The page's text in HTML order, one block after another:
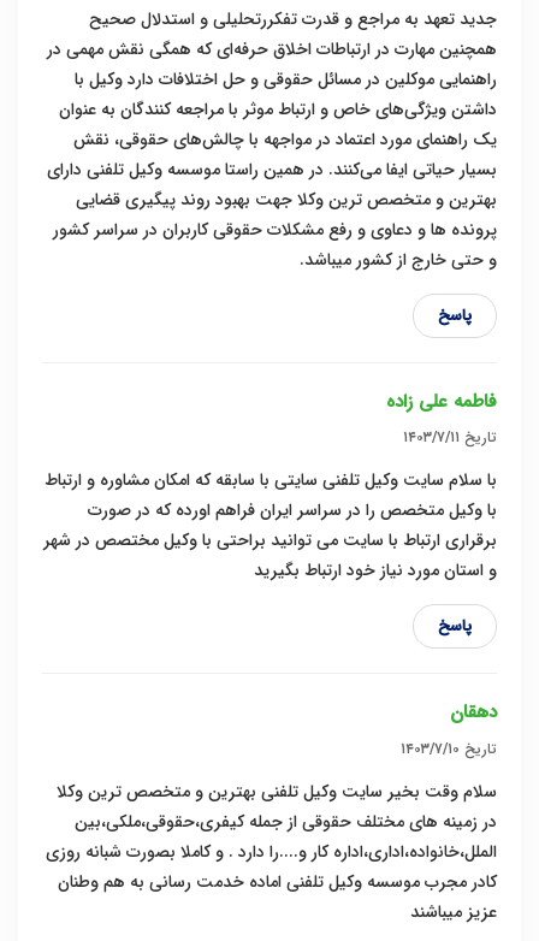
جدید تعهد به مراجع و قدرت تفکررتحلیلی و استدلال صحیح
همچنین مهارت در ارتباطات اخلاق حرفه‌ای که همگی نقش مهمی در
راهنمایی موکلین در مسائل حقوقی و حل اختلافات دارد وکیل با
داشتن ویژگی‌های خاص و ارتباط موثر با مراجعه کنندگان به عنوان
یک راهنمای مورد اعتماد در مواجهه با چالش‌های حقوقی، نقش
بسیار حیاتی ایفا می‌کنند. در همین راستا موسسه وکیل تلفنی دارای
بهترین و متخصص ترین وکلا جهت بهبود روند پیگیری قضایی
پرونده ها و دعاوی و رفع مشکلات حقوقی کاربران در سراسر کشور
و حتی خارج از کشور میباشد.
پاسخ
فاطمه علی زاده
تاریخ ۱۴۰۳/۷/۱۱
با سلام سایت وکیل تلفنی سایتی با سابقه که امکان مشاوره و ارتباط
با وکیل متخصص را در سراسر ایران فراهم اورده که در صورت
برقراری ارتباط با سایت می توانید براحتی با وکیل مختصص در شهر
و استان مورد نیاز خود ارتباط بگیرید
پاسخ
دهقان
تاریخ ۱۴۰۳/۷/۱۰
سلام وقت بخیر سایت وکیل تلفنی بهترین و متخصص ترین وکلا
در زمینه های مختلف حقوقی از جمله کیفری،حقوقی،ملکی،بین
الملل،خانواده،اداری،اداره کار و....را دارد . و کاملا بصورت شبانه روزی
کادر مجرب موسسه وکیل تلفنی اماده خدمت رسانی به هم وطنان
عزیز میباشند